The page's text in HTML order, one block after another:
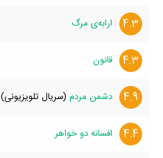
4.3 ارابه‌ی مرگ
4.3 قانون
4.9 دشمن مردم (سریال تلویزیونی)
4.4 افسانه دو خواهر